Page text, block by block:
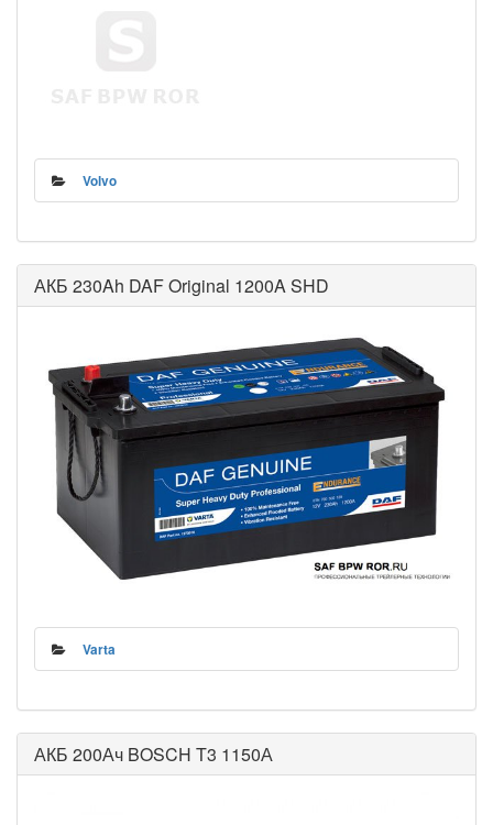
Volvo
АКБ 230Ah DAF Original 1200A SHD
Varta
АКБ 200Ач BOSCH T3 1150А